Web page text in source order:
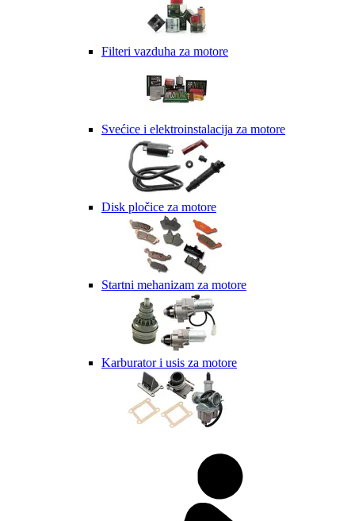
Filteri vazduha za motore
Svećice i elektroinstalacija za motore
Disk pločice za motore
Startni mehanizam za motore
Karburator i usis za motore